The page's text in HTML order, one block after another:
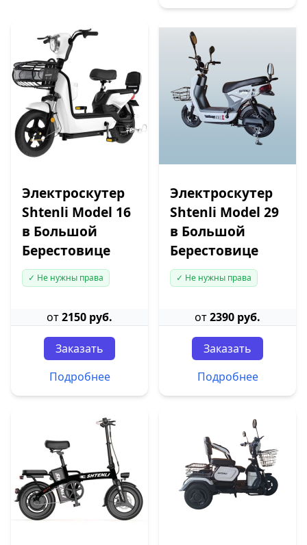
Электроскутер
Shtenli Model 16
в Большой
Берестовице
✓ Не нужны права
от2150 руб.
Заказать
Подробнее
Электроскутер
Shtenli Model 29
в Большой
Берестовице
✓ Не нужны права
от2390 руб.
Заказать
Подробнее